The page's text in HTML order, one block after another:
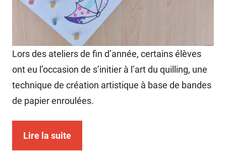
Lors des ateliers de fin d’année, certains élèves
ont eu l’occasion de s’initier à l’art du quilling, une
technique de création artistique à base de bandes
de papier enroulées.
Lire la suite